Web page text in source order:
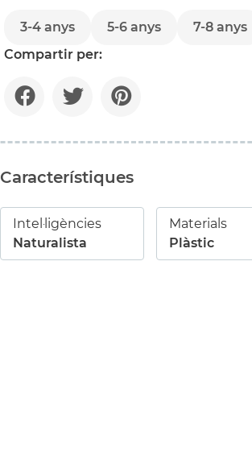
3-4 anys 5-6 anys
7-8 anys
Compartir per:
Característiques
Intel·ligències
Naturalista
Materials
Plàstic